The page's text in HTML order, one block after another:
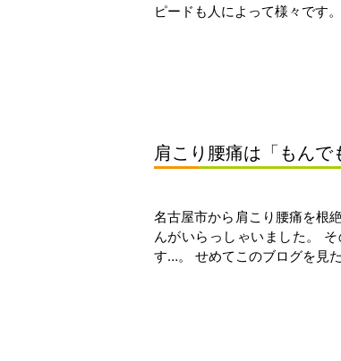
ピードも人によって様々です
肩こり腰痛は「もん
名古屋市から肩こり腰痛を根
んがいらっしゃいました。
す…。 せめてこのブログを見